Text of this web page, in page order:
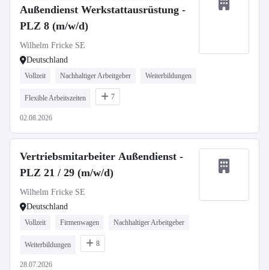
Außendienst Werkstattausrüstung -
PLZ 8 (m/w/d)
Wilhelm Fricke SE
Deutschland
Vollzeit Nachhaltiger Arbeitgeber Weiterbildungen
Flexible Arbeitszeiten 7
02.08.2026
Vertriebsmitarbeiter Außendienst -
PLZ 21 / 29 (m/w/d)
Wilhelm Fricke SE
Deutschland
Vollzeit Firmenwagen Nachhaltiger Arbeitgeber
Weiterbildungen 8
28.07.2026